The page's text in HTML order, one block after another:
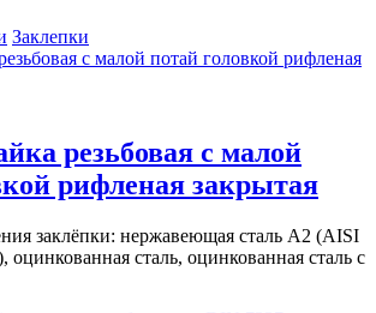
Заклепки
резьбовая с малой
рифленая закрытая
заклёпки: нержавеющая сталь А2 (AISI
сталь, оцинкованная сталь с